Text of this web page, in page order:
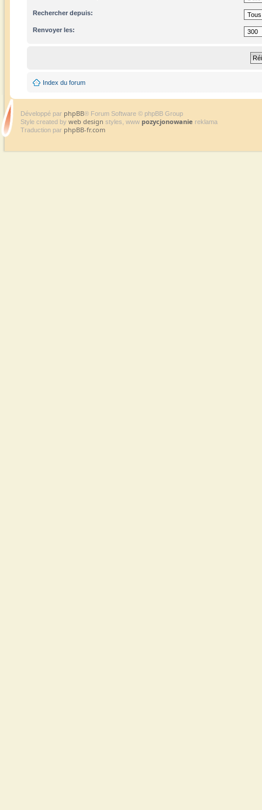
Rechercher depuis:
Renvoyer les:
Index du forum
Développé par phpBB® Forum Software © phpBB Group
Style created by web design styles, www pozycjonowanie reklama
Traduction par phpBB-fr.com